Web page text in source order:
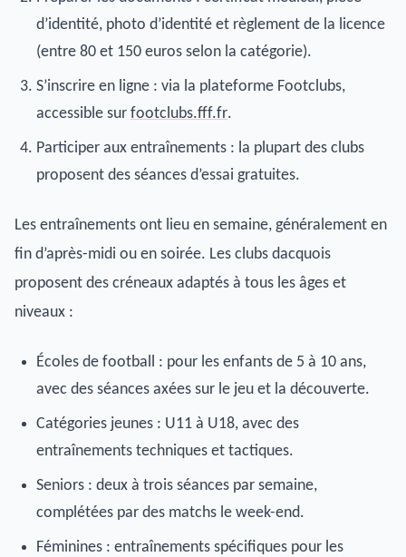
d’identité, photo d’identité et règlement de la licence
(entre 80 et 150 euros selon la catégorie).
S’inscrire en ligne : via la plateforme Footclubs,
accessible sur footclubs.fff.fr.
Participer aux entraînements : la plupart des clubs
proposent des séances d’essai gratuites.
Les entraînements ont lieu en semaine, généralement en
fin d’après-midi ou en soirée. Les clubs dacquois
proposent des créneaux adaptés à tous les âges et
niveaux :
Écoles de football : pour les enfants de 5 à 10 ans,
avec des séances axées sur le jeu et la découverte.
Catégories jeunes : U11 à U18, avec des
entraînements techniques et tactiques.
Seniors : deux à trois séances par semaine,
complétées par des matchs le week-end.
Féminines : entraînements spécifiques pour les